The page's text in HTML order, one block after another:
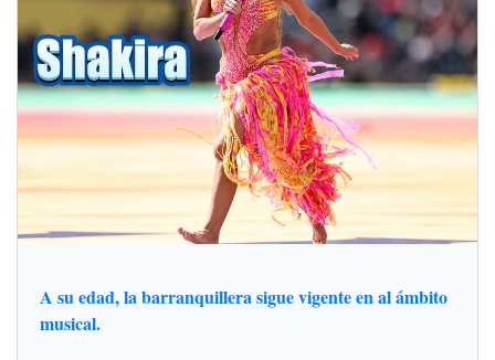
A su edad, la barranquillera sigue vigente en al ámbito
musical.